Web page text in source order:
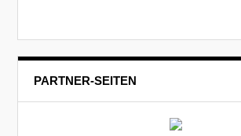
PARTNER-SEITEN